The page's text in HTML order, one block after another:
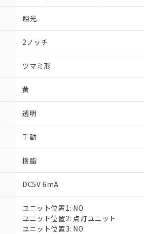
照光
2ノッチ
ツマミ形
黄
透明
手動
樹脂
DC5V 6mA
ユニット位置1: NO
ユニット位置2: 点灯ユニット
ユニット位置3: NO